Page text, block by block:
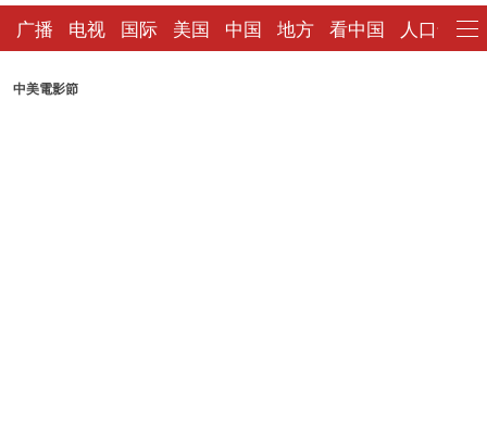
广播 电视 国际 美国 中国 地方 看中国 人口普查
中美電影節